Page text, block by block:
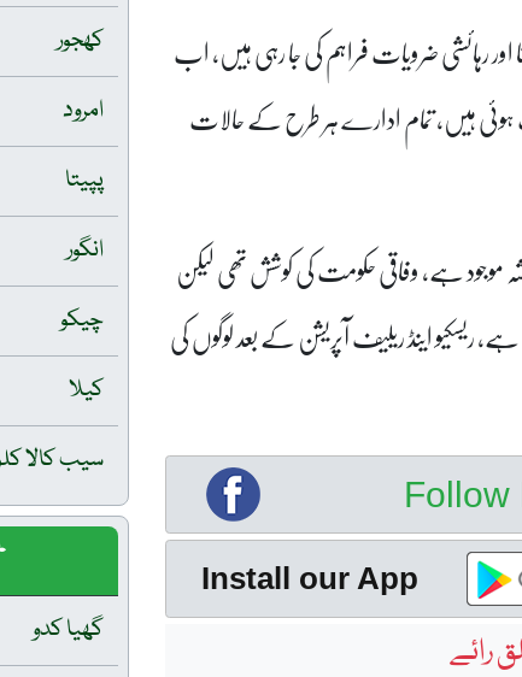
پینا اور رہائشی ضرویات فراہم کی جا رہی ہیں، اب
ہوئی ہیں، تمام ادارے ہر طرح کے حالات
آنے کا خدشہ موجود ہے، وفاقی حکومت کی کوشش تھی لیکن
اینڈ ریلیف آپریشن کے بعد لوگوں کی
Follow
Install our App
رائے
کھجور
امرود
پپیتا
انگور
چیکو
کیلا
سیب کالا
گھیا کدو